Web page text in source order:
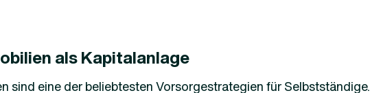
als Kapitalanlage
sind eine der beliebtesten Vorsorgestrategien für Selbstständige.